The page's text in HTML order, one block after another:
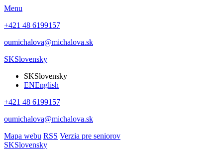
Menu
+421 48 6199157
oumichalova@michalova.sk
SKSlovensky
SKSlovensky
ENEnglish
+421 48 6199157
oumichalova@michalova.sk
Mapa webu RSS Verzia pre seniorov
SKSlovensky